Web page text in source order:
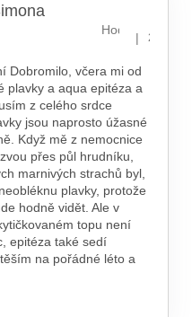
Hodnocení
|
Dobromilo, včera mi od
plavky a aqua epitéza a
z celého srdce
jsou naprosto úžasné
Když mě z nemocnice
přes půl hrudníku,
marnivých strachů byl,
plavky, protože
hodně vidět. Ale v
topu není
epitéza také sedí
na pořádné léto a